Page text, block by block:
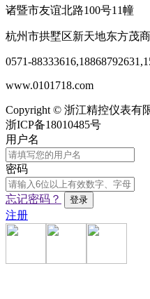
诸暨市友谊北路100号11幢
杭州市拱墅区新天地东方茂
0571-88333616,
www.0101718.com
Copyright © 浙江精控仪表有
浙ICP备18010485号
用户名
密码
忘记密码？
注册